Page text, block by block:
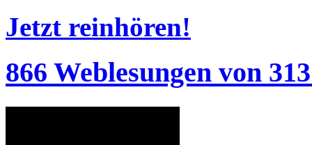
Jetzt reinhören!
866 Weblesungen von